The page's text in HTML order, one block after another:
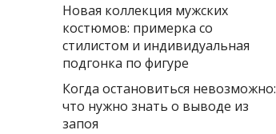
Новая коллекция мужских
костюмов: примерка со
стилистом и индивидуальная
подгонка по фигуре
Когда остановиться невозможно:
что нужно знать о выводе из
запоя